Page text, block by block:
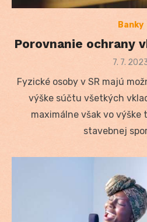
Banky
Porovnanie ochrany
Posted
7. 7.
Fyzické osoby v SR majú
výške súčtu všetkých
maximálne však vo výške
stavebnej